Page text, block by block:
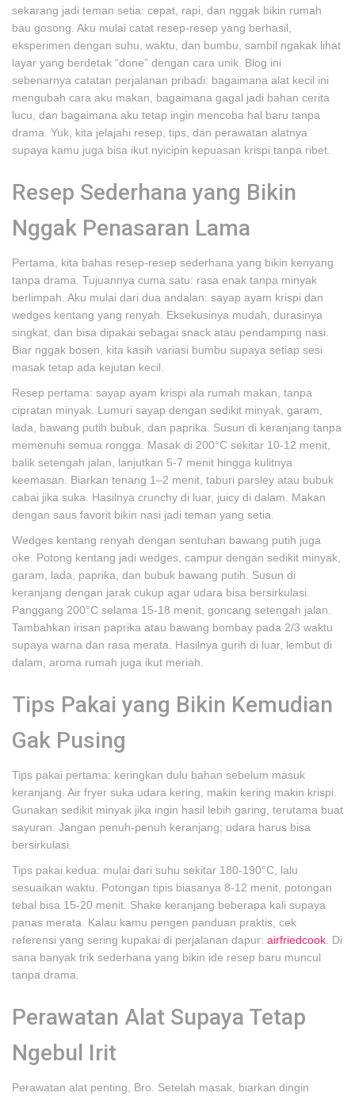
sekarang jadi teman setia: cepat, rapi, dan nggak bikin rumah
bau gosong. Aku mulai catat resep-resep yang berhasil,
eksperimen dengan suhu, waktu, dan bumbu, sambil ngakak lihat
layar yang berdetak “done” dengan cara unik. Blog ini
sebenarnya catatan perjalanan pribadi: bagaimana alat kecil ini
mengubah cara aku makan, bagaimana gagal jadi bahan cerita
lucu, dan bagaimana aku tetap ingin mencoba hal baru tanpa
drama. Yuk, kita jelajahi resep, tips, dan perawatan alatnya
supaya kamu juga bisa ikut nyicipin kepuasan krispi tanpa ribet.
Resep Sederhana yang Bikin
Nggak Penasaran Lama
Pertama, kita bahas resep-resep sederhana yang bikin kenyang
tanpa drama. Tujuannya cuma satu: rasa enak tanpa minyak
berlimpah. Aku mulai dari dua andalan: sayap ayam krispi dan
wedges kentang yang renyah. Eksekusinya mudah, durasinya
singkat, dan bisa dipakai sebagai snack atau pendamping nasi.
Biar nggak bosen, kita kasih variasi bumbu supaya setiap sesi
masak tetap ada kejutan kecil.
Resep pertama: sayap ayam krispi ala rumah makan, tanpa
cipratan minyak. Lumuri sayap dengan sedikit minyak, garam,
lada, bawang putih bubuk, dan paprika. Susun di keranjang tanpa
memenuhi semua rongga. Masak di 200°C sekitar 10-12 menit,
balik setengah jalan, lanjutkan 5-7 menit hingga kulitnya
keemasan. Biarkan tenang 1–2 menit, taburi parsley atau bubuk
cabai jika suka. Hasilnya crunchy di luar, juicy di dalam. Makan
dengan saus favorit bikin nasi jadi teman yang setia.
Wedges kentang renyah dengan sentuhan bawang putih juga
oke. Potong kentang jadi wedges, campur dengan sedikit minyak,
garam, lada, paprika, dan bubuk bawang putih. Susun di
keranjang dengan jarak cukup agar udara bisa bersirkulasi.
Panggang 200°C selama 15-18 menit, goncang setengah jalan.
Tambahkan irisan paprika atau bawang bombay pada 2/3 waktu
supaya warna dan rasa merata. Hasilnya gurih di luar, lembut di
dalam, aroma rumah juga ikut meriah.
Tips Pakai yang Bikin Kemudian
Gak Pusing
Tips pakai pertama: keringkan dulu bahan sebelum masuk
keranjang. Air fryer suka udara kering, makin kering makin krispi.
Gunakan sedikit minyak jika ingin hasil lebih garing, terutama buat
sayuran. Jangan penuh-penuh keranjang; udara harus bisa
bersirkulasi.
Tips pakai kedua: mulai dari suhu sekitar 180-190°C, lalu
sesuaikan waktu. Potongan tipis biasanya 8-12 menit, potongan
tebal bisa 15-20 menit. Shake keranjang beberapa kali supaya
panas merata. Kalau kamu pengen panduan praktis, cek
referensi yang sering kupakai di perjalanan dapur: airfriedcook . Di
sana banyak trik sederhana yang bikin ide resep baru muncul
tanpa drama.
Perawatan Alat Supaya Tetap
Ngebul Irit
Perawatan alat penting, Bro. Setelah masak, biarkan dingin